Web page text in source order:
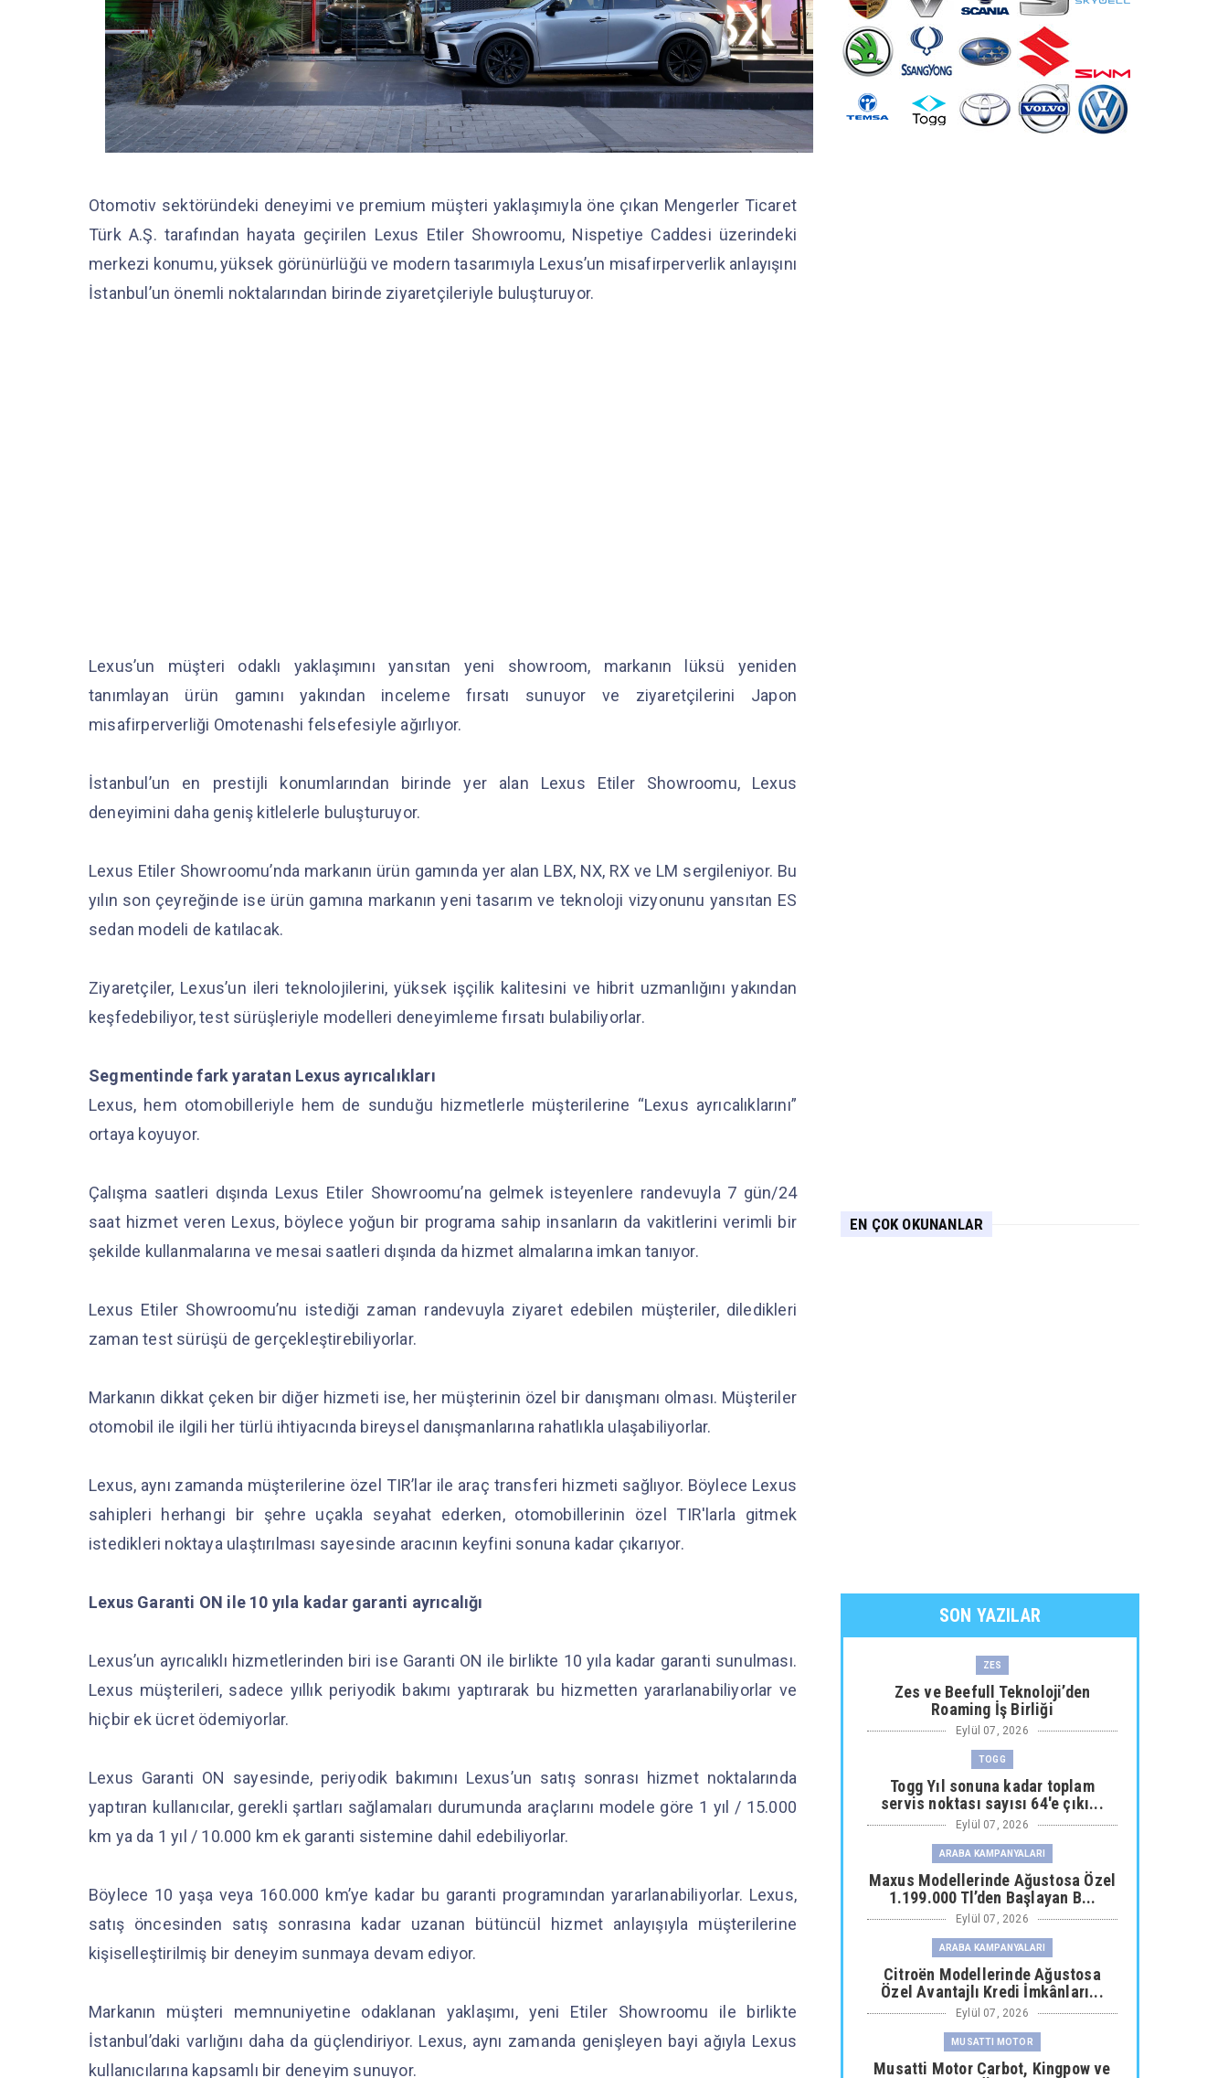
Otomotiv sektöründeki deneyimi ve premium müşteri yaklaşımıyla öne çıkan Mengerler Ticaret
Türk A.Ş. tarafından hayata geçirilen Lexus Etiler Showroomu, Nispetiye Caddesi üzerindeki
merkezi konumu, yüksek görünürlüğü ve modern tasarımıyla Lexus’un misafirperverlik anlayışını
İstanbul’un önemli noktalarından birinde ziyaretçileriyle buluşturuyor.
Lexus’un müşteri odaklı yaklaşımını yansıtan yeni showroom, markanın lüksü yeniden
tanımlayan ürün gamını yakından inceleme fırsatı sunuyor ve ziyaretçilerini Japon
misafirperverliği Omotenashi felsefesiyle ağırlıyor.
İstanbul’un en prestijli konumlarından birinde yer alan Lexus Etiler Showroomu, Lexus
deneyimini daha geniş kitlelerle buluşturuyor.
Lexus Etiler Showroomu’nda markanın ürün gamında yer alan LBX, NX, RX ve LM sergileniyor. Bu
yılın son çeyreğinde ise ürün gamına markanın yeni tasarım ve teknoloji vizyonunu yansıtan ES
sedan modeli de katılacak.
Ziyaretçiler, Lexus’un ileri teknolojilerini, yüksek işçilik kalitesini ve hibrit uzmanlığını yakından
keşfedebiliyor, test sürüşleriyle modelleri deneyimleme fırsatı bulabiliyorlar.
Segmentinde fark yaratan Lexus ayrıcalıkları
Lexus, hem otomobilleriyle hem de sunduğu hizmetlerle müşterilerine “Lexus ayrıcalıklarını”
ortaya koyuyor.
Çalışma saatleri dışında Lexus Etiler Showroomu’na gelmek isteyenlere randevuyla 7 gün/24
saat hizmet veren Lexus, böylece yoğun bir programa sahip insanların da vakitlerini verimli bir
şekilde kullanmalarına ve mesai saatleri dışında da hizmet almalarına imkan tanıyor.
Lexus Etiler Showroomu’nu istediği zaman randevuyla ziyaret edebilen müşteriler, diledikleri
zaman test sürüşü de gerçekleştirebiliyorlar.
Markanın dikkat çeken bir diğer hizmeti ise, her müşterinin özel bir danışmanı olması. Müşteriler
otomobil ile ilgili her türlü ihtiyacında bireysel danışmanlarına rahatlıkla ulaşabiliyorlar.
Lexus, aynı zamanda müşterilerine özel TIR’lar ile araç transferi hizmeti sağlıyor. Böylece Lexus
sahipleri herhangi bir şehre uçakla seyahat ederken, otomobillerinin özel TIR'larla gitmek
istedikleri noktaya ulaştırılması sayesinde aracının keyfini sonuna kadar çıkarıyor.
Lexus Garanti ON ile 10 yıla kadar garanti ayrıcalığı
Lexus’un ayrıcalıklı hizmetlerinden biri ise Garanti ON ile birlikte 10 yıla kadar garanti sunulması.
Lexus müşterileri, sadece yıllık periyodik bakımı yaptırarak bu hizmetten yararlanabiliyorlar ve
hiçbir ek ücret ödemiyorlar.
Lexus Garanti ON sayesinde, periyodik bakımını Lexus’un satış sonrası hizmet noktalarında
yaptıran kullanıcılar, gerekli şartları sağlamaları durumunda araçlarını modele göre 1 yıl / 15.000
km ya da 1 yıl / 10.000 km ek garanti sistemine dahil edebiliyorlar.
Böylece 10 yaşa veya 160.000 km’ye kadar bu garanti programından yararlanabiliyorlar. Lexus,
satış öncesinden satış sonrasına kadar uzanan bütüncül hizmet anlayışıyla müşterilerine
kişiselleştirilmiş bir deneyim sunmaya devam ediyor.
Markanın müşteri memnuniyetine odaklanan yaklaşımı, yeni Etiler Showroomu ile birlikte
İstanbul’daki varlığını daha da güçlendiriyor. Lexus, aynı zamanda genişleyen bayi ağıyla Lexus
kullanıcılarına kapsamlı bir deneyim sunuyor.
EN ÇOK OKUNANLAR
SON YAZILAR
ZES
Zes ve Beefull Teknoloji’den
Roaming İş Birliği
Eylül 07, 2026
TOGG
Togg Yıl sonuna kadar toplam
servis noktası sayısı 64'e çıkı...
Eylül 07, 2026
ARABA KAMPANYALARI
Maxus Modellerinde Ağustosa Özel
1.199.000 Tl’den Başlayan B...
Eylül 07, 2026
ARABA KAMPANYALARI
Citroën Modellerinde Ağustosa
Özel Avantajlı Kredi İmkânları...
Eylül 07, 2026
MUSATTI MOTOR
Musatti Motor Carbot, Kingpow ve